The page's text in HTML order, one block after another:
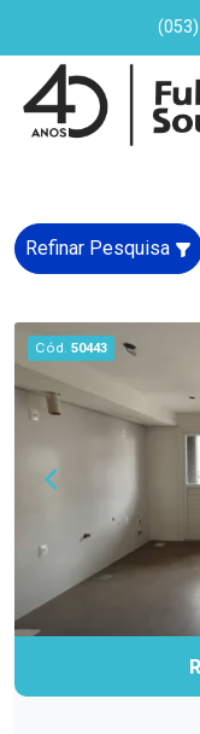
Refinar Pesquisa
Cód. 50443